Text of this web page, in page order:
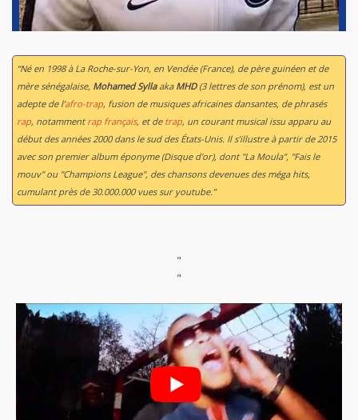
“Né en 1998 à La Roche-sur-Yon, en Vendée (France), de père guinéen et de
mère sénégalaise, Mohamed Syllaaka MHD(3 lettres de son prénom), est un
adepte de l’afro-trap, fusion de musiques africaines dansantes, de phrasés
rap, notamment rap français, et de trap, un courant musical issu apparu au
début des années 2000 dans le sud des États-Unis. Il s’illustre à partir de 2015
avec son premier album éponyme (Disque d'or), dont "La Moula", "Fais le
mouv" ou "Champions League", des chansons devenues des méga hits,
cumulant près de 30.000.000 vues sur youtube.”
"
"